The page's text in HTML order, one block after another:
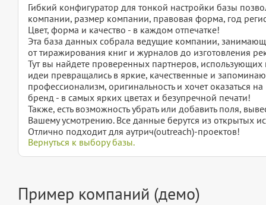
Гибкий конфигуратор для тонкой настройки базы
компании, размер компании, правовая форма, год
Цвет, форма и качество - в каждом отпечатке!
Эта база данных собрала ведущие компании,
от тиражирования книг и журналов до изготовления
Тут вы найдете проверенных партнеров,
идеи превращались в яркие, качественные и
профессионализм, оригинальность и хочет
бренд - в самых ярких цветах и безупречной печати!
Также, есть возможность убрать или добавить поля,
Вашему усмотрению. Все данные берутся из открытых
Отлично подходит для аутрич(outreach)-проектов!
Вернуться к выбору базы.
Пример компаний (демо)